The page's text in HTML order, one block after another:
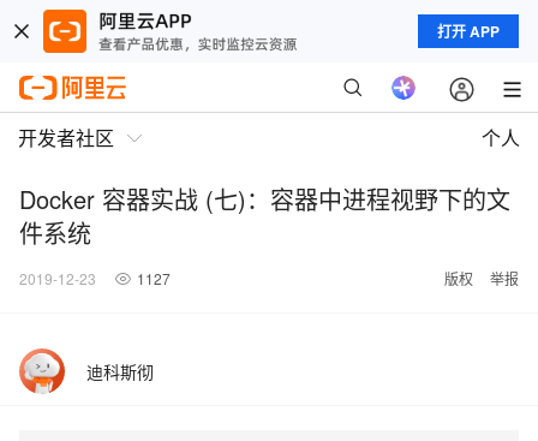
打开 APP
开发者社区 个人
Docker 容器实战 (七)：容器中进程视野下的文
件系统
2019-12-23 1127 版权 举报
迪科斯彻